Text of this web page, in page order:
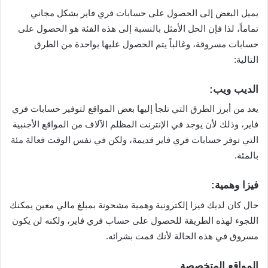
يميل البعض إلى الحصول على حسابات فري فاير بشكل مجاني
تماماً، لذا فإن الحل الأمثل بالنسبة إلى هذه الفئة هو الحصول على
حسابات مسروقة، وغالباً يتم الحصول عليها بواحدة من الطرق
التالية:
الديب ويب:
يعد من أبرز الطرق التي تلجأ إليها بعض المواقع لتوفير حسابات فري
فاير، وذلك لأن يوجد في الإنترنت المظلم الآلاف من المواقع الأجنبية
التي توفر حسابات فري فاير قديمة، ولكن في نفس الوقت فعالة مئة
بالمئة.
فيزا وهمية:
حال كان لديك فيزا إلكترونية وهمية مشحونة بمبلغ مالي معين يمكنك
اللجوء لهذه الطريقة للحصول على حساب فري فاير، ولكنه لن يكون
مسروق في هذه الحالة لأنك قمت بشرائه.